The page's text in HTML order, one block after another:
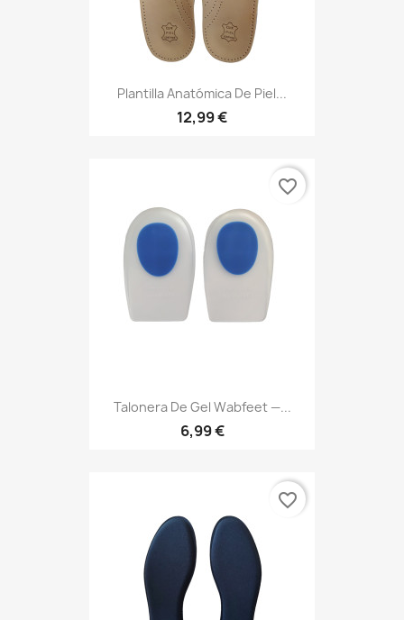
Plantilla Anatómica De Piel...
12,99 €
Talonera De Gel Wabfeet —...
6,99 €
favorite_border
favorite_border